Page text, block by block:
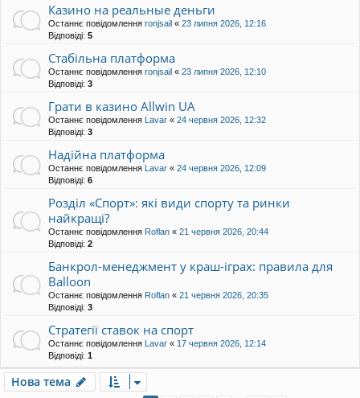
Казино на реальные деньги
Останнє повідомлення ronjsail « 23 липня 2026, 12:16
Відповіді: 5
Стабільна платформа
Останнє повідомлення ronjsail « 23 липня 2026, 12:10
Відповіді: 3
Грати в казино Allwin UA
Останнє повідомлення Lavar « 24 червня 2026, 12:32
Відповіді: 3
Надійна платформа
Останнє повідомлення Lavar « 24 червня 2026, 12:09
Відповіді: 6
Розділ «Спорт»: які види спорту та ринки
найкращі?
Останнє повідомлення Roflan « 21 червня 2026, 20:44
Відповіді: 2
Банкрол-менеджмент у краш-іграх: правила для
Balloon
Останнє повідомлення Roflan « 21 червня 2026, 20:35
Відповіді: 3
Стратегії ставок на спорт
Останнє повідомлення Lavar « 17 червня 2026, 12:14
Відповіді: 1
Нова тема